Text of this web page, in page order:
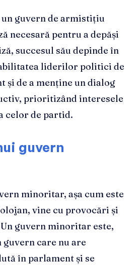
guvern de armistițiu
necesară pentru a depăși
succesul său depinde în
liderilor politici de
și de a menține un dialog
prioritizând interesele
celor de partid.
guvern
minoritar, așa cum este
vine cu provocări și
guvern minoritar este,
care nu are
în parlament și se